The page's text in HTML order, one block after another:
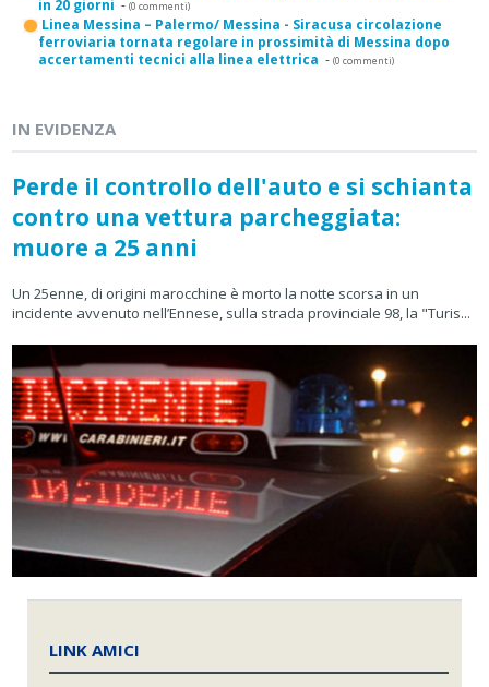
in 20 giorni - (0 commenti)
Linea Messina – Palermo/ Messina - Siracusa circolazione
ferroviaria tornata regolare in prossimità di Messina dopo
accertamenti tecnici alla linea elettrica - (0 commenti)
IN EVIDENZA
Perde il controllo dell'auto e si schianta
contro una vettura parcheggiata:
muore a 25 anni
Un 25enne, di origini marocchine è morto la notte scorsa in un
incidente avvenuto nell’Ennese, sulla strada provinciale 98, la "Turis...
LINK AMICI